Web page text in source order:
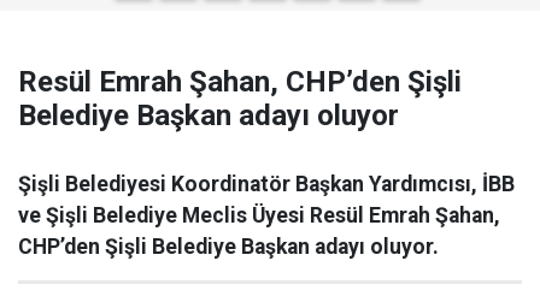
Resül Emrah Şahan, CHP’den Şişli
Belediye Başkan adayı oluyor
Şişli Belediyesi Koordinatör Başkan Yardımcısı, İBB
ve Şişli Belediye Meclis Üyesi Resül Emrah Şahan,
CHP’den Şişli Belediye Başkan adayı oluyor.